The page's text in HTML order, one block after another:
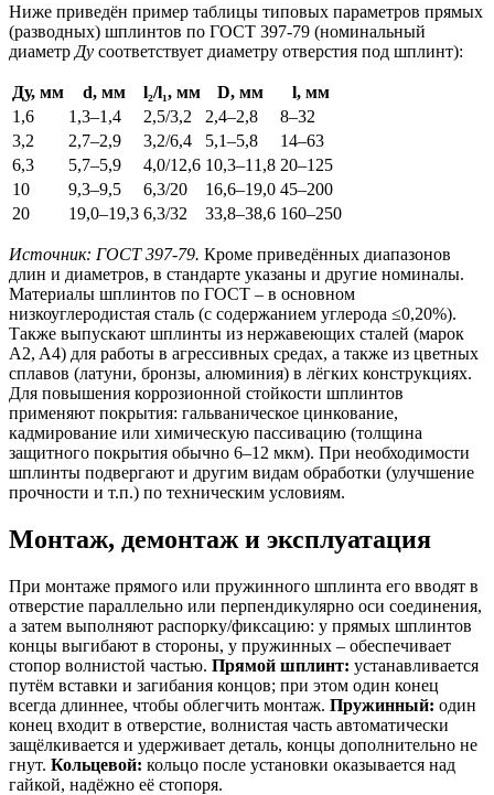
Ниже приведён пример таблицы типовых параметров прямых
(разводных) шплинтов по ГОСТ 397-79 (номинальный
диаметр Ду соответствует диаметру отверстия под шплинт):
Ду, мм d, мм l₂/l₁, мм D, мм
l, мм
1,6
1,3–1,4 2,5/3,2 2,4–2,8
8–32
3,2
2,7–2,9 3,2/6,4 5,1–5,8
14–63
6,3
5,7–5,9 4,0/12,6 10,3–11,8 20–125
10
9,3–9,5 6,3/20 16,6–19,0 45–200
20
19,0–19,3 6,3/32 33,8–38,6 160–250
Источник: ГОСТ 397-79. Кроме приведённых диапазонов
длин и диаметров, в стандарте указаны и другие номиналы.
Материалы шплинтов по ГОСТ – в основном
низкоуглеродистая сталь (с содержанием углерода ≤0,20%).
Также выпускают шплинты из нержавеющих сталей (марок
A2, A4) для работы в агрессивных средах, а также из цветных
сплавов (латуни, бронзы, алюминия) в лёгких конструкциях.
Для повышения коррозионной стойкости шплинтов
применяют покрытия: гальваническое цинкование,
кадмирование или химическую пассивацию (толщина
защитного покрытия обычно 6–12 мкм). При необходимости
шплинты подвергают и другим видам обработки (улучшение
прочности и т.п.) по техническим условиям.
Монтаж, демонтаж и эксплуатация
При монтаже прямого или пружинного шплинта его вводят в
отверстие параллельно или перпендикулярно оси соединения,
а затем выполняют распорку/фиксацию: у прямых шплинтов
концы выгибают в стороны, у пружинных – обеспечивает
стопор волнистой частью. Прямой шплинт: устанавливается
путём вставки и загибания концов; при этом один конец
всегда длиннее, чтобы облегчить монтаж. Пружинный: один
конец входит в отверстие, волнистая часть автоматически
защёлкивается и удерживает деталь, концы дополнительно не
гнут. Кольцевой: кольцо после установки оказывается над
гайкой, надёжно её стопоря.